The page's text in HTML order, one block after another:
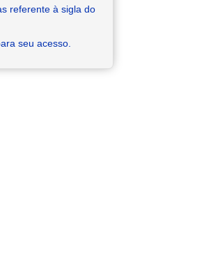
referente à sigla do
seu acesso.